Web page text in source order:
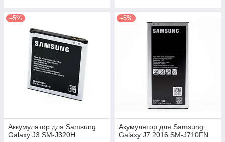
–5%
Аккумулятор для Samsung
Galaxy J3 SM-J320H
–5%
Акумулятор для Samsung
Galaxy J7 2016 SM-J710FN